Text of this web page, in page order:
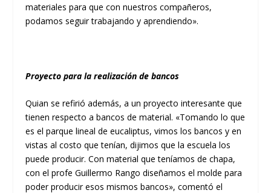
materiales para que con nuestros compañeros,
podamos seguir trabajando y aprendiendo».
Proyecto para la realización de bancos
Quian se refirió además, a un proyecto interesante que
tienen respecto a bancos de material. «Tomando lo que
es el parque lineal de eucaliptus, vimos los bancos y en
vistas al costo que tenían, dijimos que la escuela los
puede producir. Con material que teníamos de chapa,
con el profe Guillermo Rango diseñamos el molde para
poder producir esos mismos bancos», comentó el